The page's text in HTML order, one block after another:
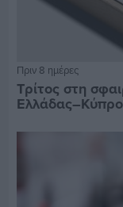
Πριν 8 ημέρες
Τρίτος στη